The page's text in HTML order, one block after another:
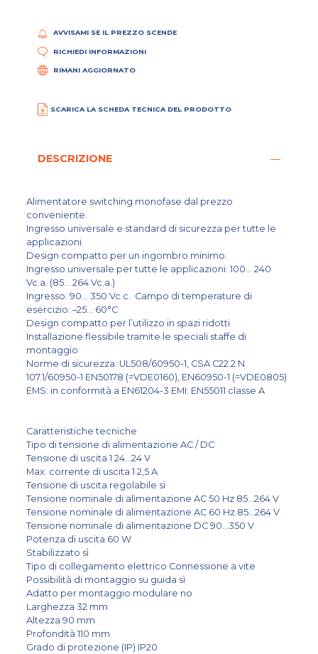
AVVISAMI SE IL PREZZO SCENDE
RICHIEDI INFORMAZIONI
RIMANI AGGIORNATO
SCARICA LA SCHEDA TECNICA DEL PRODOTTO
DESCRIZIONE
Alimentatore switching monofase dal prezzo
conveniente.
Ingresso universale e standard di sicurezza per tutte le
applicazioni.
Design compatto per un ingombro minimo.
Ingresso universale per tutte le applicazioni: 100… 240
Vc.a. (85… 264 Vc.a.)
Ingresso: 90… 350 Vc.c. Campo di temperature di
esercizio: –25… 60°C
Design compatto per l’utilizzo in spazi ridotti
Installazione flessibile tramite le speciali staffe di
montaggio
Norme di sicurezza: UL508/60950-1, CSA C22.2 N.
107.1/60950-1 EN50178 (=VDE0160), EN60950-1 (=VDE0805)
EMS: in conformità a EN61204-3 EMI: EN55011 classe A
Caratteristiche tecniche
Tipo di tensione di alimentazione AC / DC
Tensione di uscita 1 24...24 V
Max. corrente di uscita 1 2,5 A
Tensione di uscita regolabile sì
Tensione nominale di alimentazione AC 50 Hz 85...264 V
Tensione nominale di alimentazione AC 60 Hz 85...264 V
Tensione nominale di alimentazione DC 90...350 V
Potenza di uscita 60 W
Stabilizzato sì
Tipo di collegamento elettrico Connessione a vite
Possibilità di montaggio su guida sì
Adatto per montaggio modulare no
Larghezza 32 mm
Altezza 90 mm
Profondità 110 mm
Grado di protezione (IP) IP20